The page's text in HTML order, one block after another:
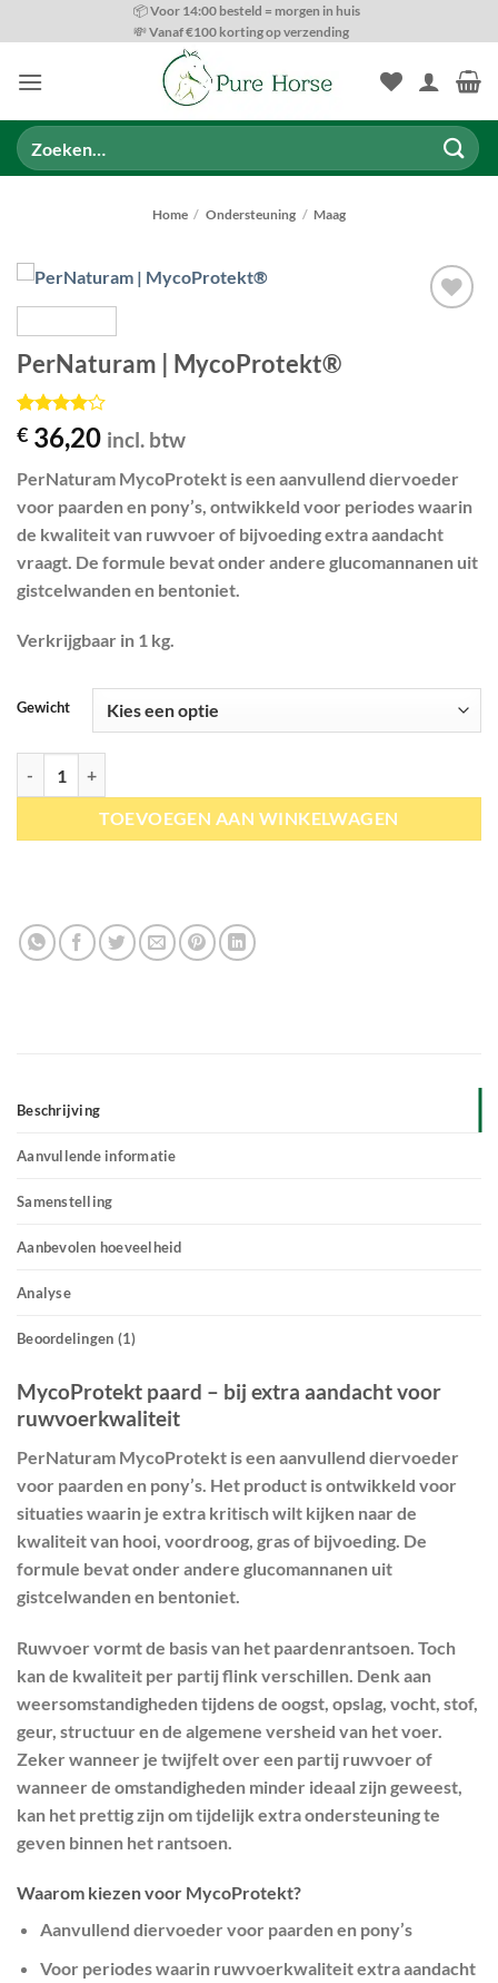
naar
📦 Voor 14:00 besteld = morgen in huis
💸 Vanaf €100 korting op verzending
Zoeken
naar:
Home / Ondersteuning / Maag
PerNaturam | MycoProtekt®
Gewaardeerd
4op 5
op
1
klant
€ 36,20 incl. btw
PerNaturam MycoProtekt is een aanvullend diervoeder
voor paarden en pony’s, ontwikkeld voor periodes waarin
de kwaliteit van ruwvoer of bijvoeding extra aandacht
vraagt. De formule bevat onder andere glucomannanen uit
gistcelwanden en bentoniet.
Verkrijgbaar in 1 kg.
Gewicht
TOEVOEGEN AAN WINKELWAGEN
Beschrijving
Aanvullende informatie
Samenstelling
Aanbevolen hoeveelheid
Analyse
Beoordelingen (1)
MycoProtekt paard – bij extra aandacht voor
ruwvoerkwaliteit
PerNaturam MycoProtekt is een aanvullend diervoeder
voor paarden en pony’s. Het product is ontwikkeld voor
situaties waarin je extra kritisch wilt kijken naar de
kwaliteit van hooi, voordroog, gras of bijvoeding. De
formule bevat onder andere glucomannanen uit
gistcelwanden en bentoniet.
Ruwvoer vormt de basis van het paardenrantsoen. Toch
kan de kwaliteit per partij flink verschillen. Denk aan
weersomstandigheden tijdens de oogst, opslag, vocht, stof,
geur, structuur en de algemene versheid van het voer.
Zeker wanneer je twijfelt over een partij ruwvoer of
wanneer de omstandigheden minder ideaal zijn geweest,
kan het prettig zijn om tijdelijk extra ondersteuning te
geven binnen het rantsoen.
Waarom kiezen voor MycoProtekt?
Aanvullend diervoeder voor paarden en pony’s
Voor periodes waarin ruwvoerkwaliteit extra aandacht